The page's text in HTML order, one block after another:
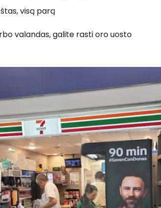
visą parą
valandas, galite rasti oro uosto